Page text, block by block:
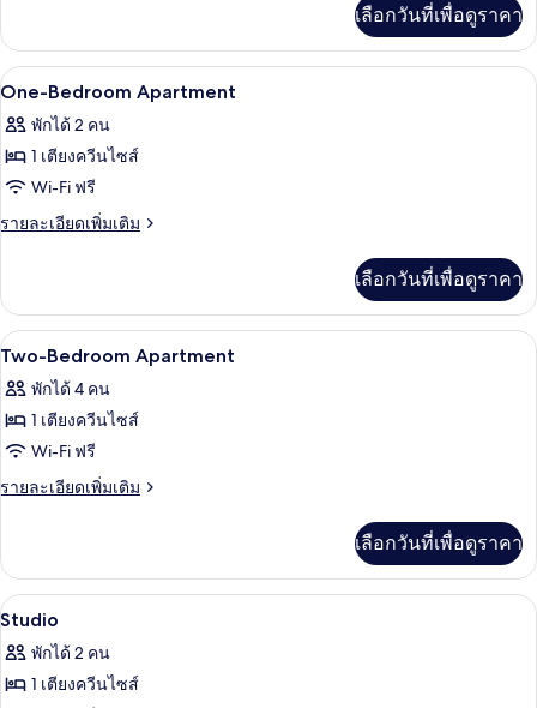
เมือง
วิว
เมือง
ท
เม
นท์,
3
ห้อง
นอน,
ห้อง
วิว
เมือง
เกี่ยว
กับ
ดี
ซ์อ
พาร์
เม
นท์,
3
ห้อง
ครัว,
วิว
เมือง
เลือกวันที่เพื่อดูราคา
เปิด
ภาพถ่าย
ทั้งหมด
ของ
One-
มินิบาร์, เตารีด/โต๊ะรีดผ้า, Wi-Fi ฟรี, ผ้
11
One-Bedroom Apartment
พักได้ 2 คน
1 เตียงควีนไซส์
Wi-Fi ฟรี
รายละเอียดเพิ่มเติม
ราย
เกี่ยว
กับ
One-
Apartment
เลือกวันที่เพื่อดูราคา
เปิด
ภาพถ่าย
ทั้งหมด
ของ
Two-
มินิบาร์, เตารีด/โต๊ะรีดผ้า, Wi-Fi ฟรี, ผ้
10
Two-Bedroom Apartment
พักได้ 4 คน
1 เตียงควีนไซส์
Wi-Fi ฟรี
รายละเอียดเพิ่มเติม
ราย
เกี่ยว
กับ
Two-
Apartment
เลือกวันที่เพื่อดูราคา
เปิด
ภาพถ่าย
ทั้งหมด
มินิบาร์, เตารีด/โต๊ะรีดผ้า, Wi-Fi ฟรี, ผ้
13
Studio
พักได้ 2 คน
1 เตียงควีนไซส์